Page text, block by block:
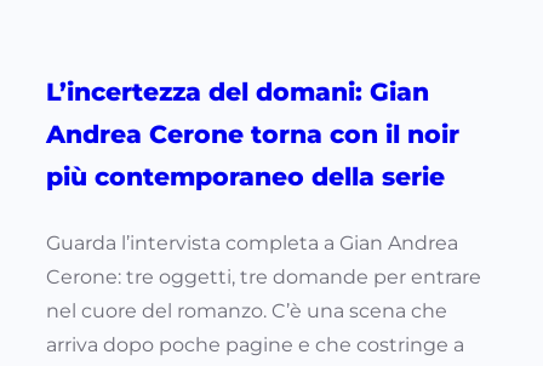
L’incertezza del domani: Gian
Andrea Cerone torna con il noir
più contemporaneo della serie
Guarda l’intervista completa a Gian Andrea
Cerone: tre oggetti, tre domande per entrare
nel cuore del romanzo. C’è una scena che
arriva dopo poche pagine e che costringe a